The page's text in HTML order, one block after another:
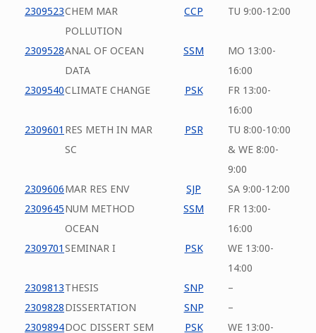
2309523CHEM MAR
POLLUTION
CCP TU 9:00-12:00
2309528ANAL OF OCEAN
DATA
SSM
MO 13:00-
16:00
2309540CLIMATE CHANGE PSK
FR 13:00-
16:00
2309601 RES METH IN MAR
SC
PSR
TU 8:00-10:00
& WE 8:00-
9:00
2309606MAR RES ENV SJP
SA 9:00-12:00
2309645NUM METHOD
OCEAN
SSM
FR 13:00-
16:00
2309701SEMINAR I PSK
WE 13:00-
14:00
2309813THESIS SNP
–
2309828DISSERTATION SNP
–
2309894DOC DISSERT SEM PSK
WE 13:00-